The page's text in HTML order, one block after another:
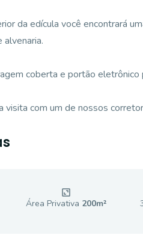
da edícula você encontrará
coberta e portão eletrônico
visita com um de nossos
Área Privativa 200m²